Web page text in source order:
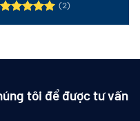
(2)
tôi để được tư vấn